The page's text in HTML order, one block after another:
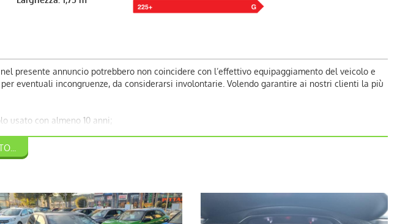
presente annuncio potrebbero non coincidere con l’effettivo equipaggiamento del veicolo e
eventuali incongruenze, da considerarsi involontarie. Volendo garantire ai nostri clienti la più
usato con almeno 10 anni;